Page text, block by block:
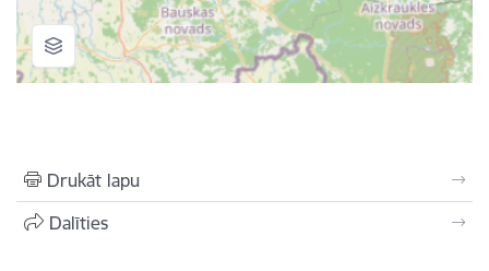
Drukāt lapu
Dalīties